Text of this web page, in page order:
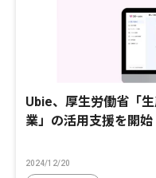
Ubie、厚生労働省「
業」の活用支援を開始
2024/12/20